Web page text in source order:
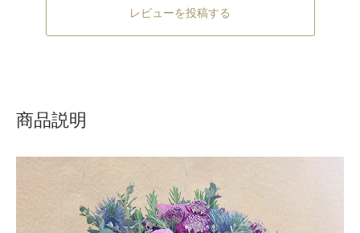
レビューを投稿する
商品説明